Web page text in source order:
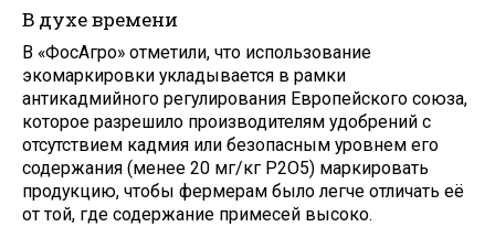
В духе времени
В «ФосАгро» отметили, что использование
экомаркировки укладывается в рамки
антикадмийного регулирования Европейского союза,
которое разрешило производителям удобрений с
отсутствием кадмия или безопасным уровнем его
содержания (менее 20 мг/кг P2O5) маркировать
продукцию, чтобы фермерам было легче отличать её
от той, где содержание примесей высоко.